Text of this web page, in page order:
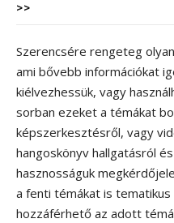
>>
Szerencsére rengeteg
ami bővebb információkat
kiélvezhessük, vagy
sorban ezeket a témákat
képszerkesztésről, vagy
hangoskönyv hallgatásról
hasznosságuk
a fenti témákat is
hozzáférhető az adott